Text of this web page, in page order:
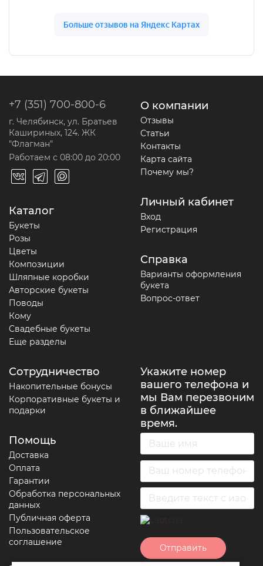
+7 (351) 700-800-6
г. Челябинск, ул. Братьев
Кашириных, 124. ЖК
"Флагман"
Работаем с 08:00 до 20:00
Каталог
Букеты
Розы
Цветы
Композиции
Шляпные коробки
Авторские букеты
Поводы
Кому
Свадебные букеты
Еще разделы
О компании
Отзывы
Статьи
Контакты
Карта сайта
Почему мы?
Личный кабинет
Вход
Регистрация
Справка
Варианты оформления
букета
Вопрос-ответ
Сотрудничество
Накопительные бонусы
Корпоративные букеты и
подарки
Помощь
Доставка
Оплата
Гарантии
Обработка персональных
данных
Публичная оферта
Пользовательское
соглашение
Укажите номер
вашего телефона и
мы Вам перезвоним
в ближайшее
время.
Отправить